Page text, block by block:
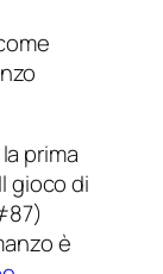
prima
Il gioco di
è